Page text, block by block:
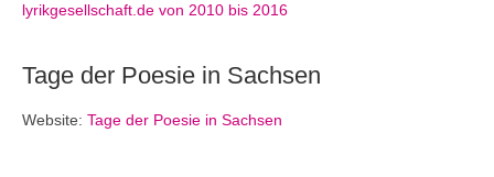
lyrikgesellschaft.de von 2010 bis 2016
Tage der Poesie in Sachsen
Website: Tage der Poesie in Sachsen